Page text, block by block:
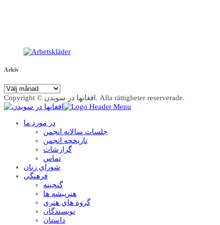
Arkiv
Arkiv
Copyright © افغانها در سویدن. Alla rättigheter reserverade.
در مورد ما
جلسات سالانه انجمن
تاریخچه انجمن
گزارشات
تماس
شوراي زنان
فرهنگي
گنجينه
هنرپيشه ها
گروه هاي هنري
نويسندگان
داستان